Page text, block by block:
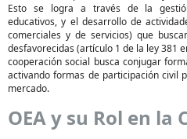
Esto se logra a través de la
educativos, y el desarrollo de
comerciales y de servicios) que
desfavorecidas (artículo 1 de la ley 381
cooperación social busca conjugar
activando formas de participación civil
mercado.
OEA y su Rol en la